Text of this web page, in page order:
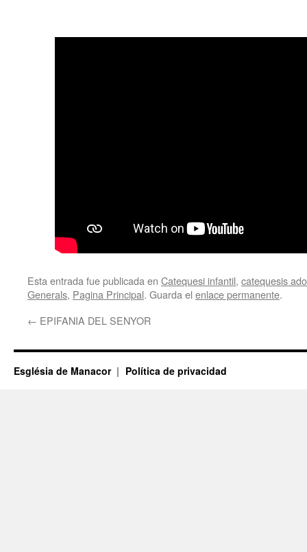
Esta entrada fue publicada en Catequesi infantil, catequesis
Generals, Pagina Principal. Guarda el enlace permanente.
← EPIFANIA DEL SENYOR
Església de Manacor Política de privacidad